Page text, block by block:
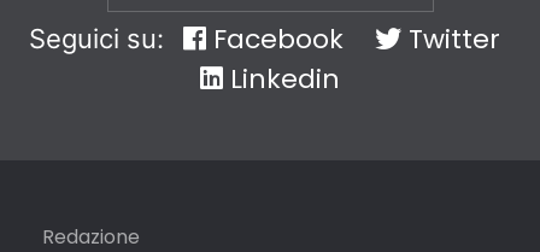
Seguici su: Facebook
Twitter
Linkedin
Redazione